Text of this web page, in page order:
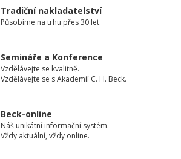
Tradiční nakladatelství
Působíme na trhu přes 30 let.
Semináře a Konference
Vzdělávejte se kvalitně.
Vzdělávejte se s Akademií C. H. Beck.
Beck-online
Náš unikátní informační systém.
Vždy aktuální, vždy online.